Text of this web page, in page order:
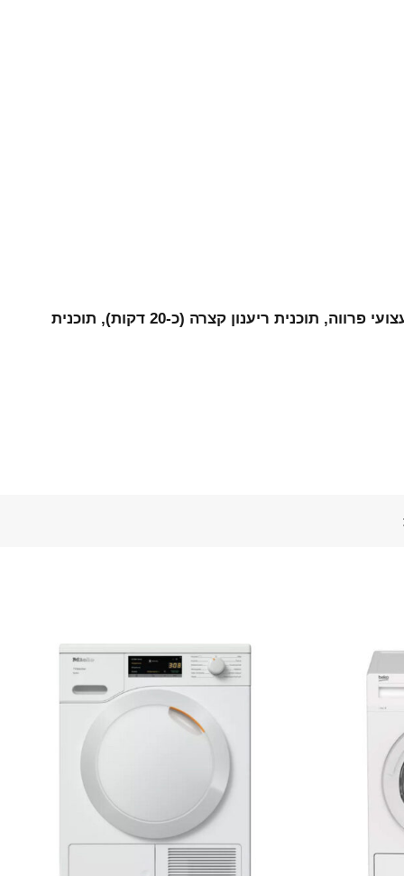
כביסה מעורבת, כותנה ECO, בדים סינטטיים, פריטי צמר, פריטי משי, אנטי אלרגנית , תוכנית לשימוש יומי , תוכנית לצעצועי פרווה, תוכנית ריענון קצרה (כ-20 דקות), תוכנית